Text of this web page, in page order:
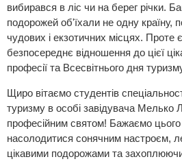
вибирався в ліс чи на берег річки.
подорожей об'їхали не одну країну,
чудових і екзотичних місцях. Проте
безпосереднє відношення до цієї
професії та Всесвітнього дня
Щиро вітаємо студентів
туризму в особі завідувача
професійним святом! Бажаємо цього
насолодитися сонячним настроєм,
цікавими подорожами та